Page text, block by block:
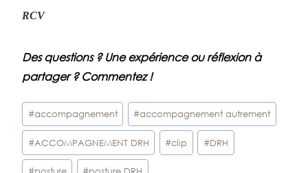
RCV
Des questions ? Une expérience ou réflexion à
partager ? Commentez !
Étiquettes
de
la
publication :
#accompagnement #accompagnement autrement
#ACCOMPAGNEMENT DRH #clip #DRH